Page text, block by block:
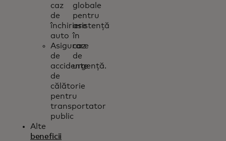
caz
de
închiriere
auto
Asigurare
de
accidente
de
călătorie
pentru
transportator
public
Alte
beneficii
globale
pentru
asistență
în
caz
de
urgență.